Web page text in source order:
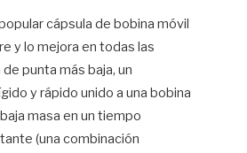
cápsula de bobina móvil
y lo mejora en todas las
punta más baja, un
y rápido unido a una bobina
masa en un tiempo
(una combinación